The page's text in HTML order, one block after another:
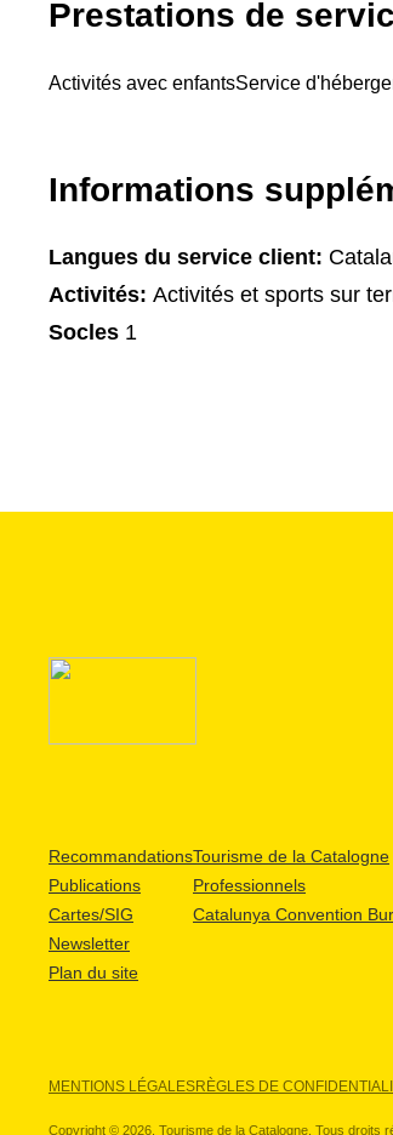
Prestations de
Activités avec enfantsService
Informations
Langues du service client:
Activités: Activités et sports sur
Socles 1
Recommandations
Publications
Cartes/SIG
Newsletter
Plan du site
Tourisme de la Catalogne
Professionnels
Catalunya Convention
MENTIONS LÉGALESRÈGLES DE
Copyright © 2026. Tourisme de la Catalogne. Tous droits